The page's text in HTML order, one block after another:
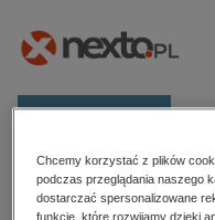
Kategorie
Zobacz wszystkie E-
Strona główna
Chcemy korzystać z plików
podczas przeglądania naszego
dostarczać spersonalizowane
funkcje, które rozwijamy dzięki